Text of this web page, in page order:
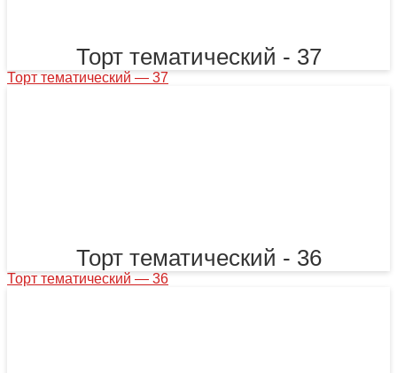
Торт тематический - 37
Торт тематический — 37
Торт тематический - 36
Торт тематический — 36